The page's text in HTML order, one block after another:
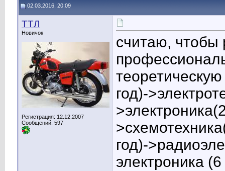
02.03.2016, 20:09
TTЛ
Новичок
Регистрация: 12.12.2007
Сообщений: 597
считаю, чтобы
год)-
год)-
электроника